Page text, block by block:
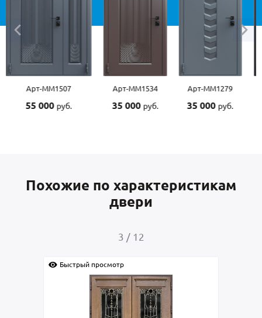
Арт-ММ1507
55 000 руб.
Арт-ММ1534
35 000 руб.
Арт-ММ1279
35 000 руб.
Похожие по характеристикам
двери
3 / 12
Быстрый просмотр